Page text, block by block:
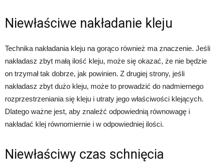
Niewłaściwe nakładanie kleju
Technika nakładania kleju na gorąco również ma znaczenie. Jeśli
nakładasz zbyt małą ilość kleju, może się okazać, że nie będzie
on trzymał tak dobrze, jak powinien. Z drugiej strony, jeśli
nakładasz zbyt dużo kleju, może to prowadzić do nadmiernego
rozprzestrzeniania się kleju i utraty jego właściwości klejących.
Dlatego ważne jest, aby znaleźć odpowiednią równowagę i
nakładać klej równomiernie i w odpowiedniej ilości.
Niewłaściwy czas schnięcia